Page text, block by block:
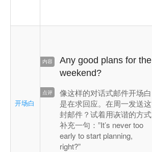
开场白
Any good plans for the
weekend?
像这样的对话式邮件开场白
是在求回应。在周一发送这
封邮件？试着用诙谐的方式
补充一句：”It’s never too
early to start planning,
right?”